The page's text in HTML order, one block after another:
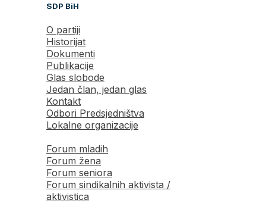
SDP BiH
O partiji
Historijat
Dokumenti
Publikacije
Glas slobode
Jedan član, jedan glas
Kontakt
Odbori Predsjedništva
Lokalne organizacije
Forum mladih
Forum žena
Forum seniora
Forum sindikalnih aktivista /
aktivistica